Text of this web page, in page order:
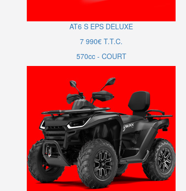
AT6 S EPS DELUXE
7 990€ T.T.C.
570cc - COURT